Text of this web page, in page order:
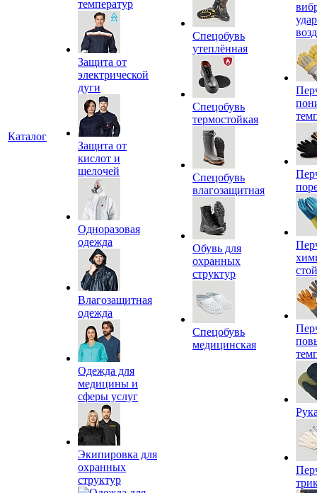
Каталог
температур
Защита от
электрической
дуги
Защита от
кислот и
щелочей
Одноразовая
одежда
Влагозащитная
одежда
Одежда для
медицины и
сферы услуг
Экипировка для
охранных
структур
Спецобувь
утеплённая
Спецобувь
термостойкая
Спецобувь
влагозащитная
Обувь для
охранных
структур
Спецобувь
медицинская